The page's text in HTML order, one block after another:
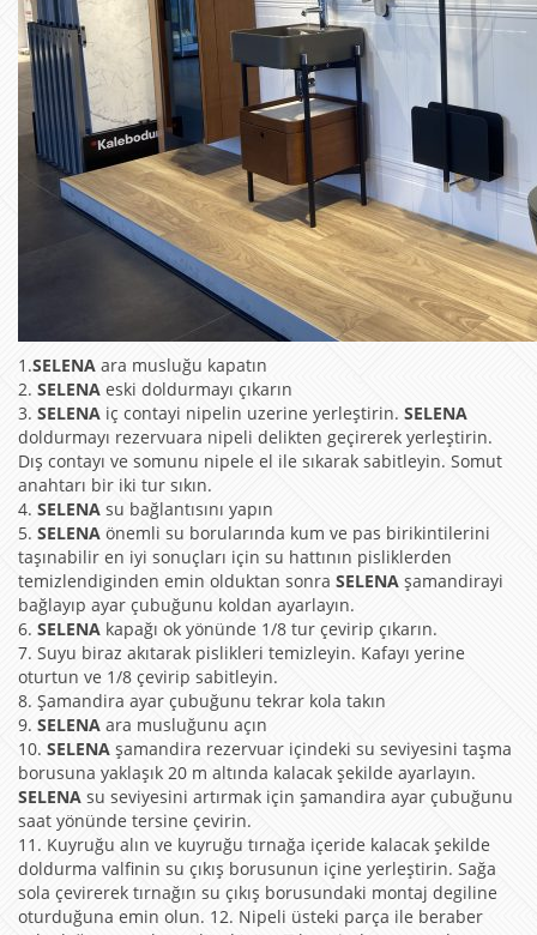
1.SELENA ara musluğu kapatın
2. SELENA eski doldurmayı çıkarın
3. SELENA iç contayi nipelin uzerine yerleştirin. SELENA
doldurmayı rezervuara nipeli delikten geçirerek yerleştirin.
Dış contayı ve somunu nipele el ile sıkarak sabitleyin. Somut
anahtarı bir iki tur sıkın.
4. SELENA su bağlantısını yapın
5. SELENA önemli su borularında kum ve pas birikintilerini
taşınabilir en iyi sonuçları için su hattının pisliklerden
temizlendiginden emin olduktan sonra SELENA şamandirayi
bağlayıp ayar çubuğunu koldan ayarlayın.
6. SELENA kapağı ok yönünde 1/8 tur çevirip çıkarın.
7. Suyu biraz akıtarak pislikleri temizleyin. Kafayı yerine
oturtun ve 1/8 çevirip sabitleyin.
8. Şamandira ayar çubuğunu tekrar kola takın
9. SELENA ara musluğunu açın
10. SELENA şamandira rezervuar içindeki su seviyesini taşma
borusuna yaklaşık 20 m altında kalacak şekilde ayarlayın.
SELENA su seviyesini artırmak için şamandira ayar çubuğunu
saat yönünde tersine çevirin.
11. Kuyruğu alın ve kuyruğu tırnağa içeride kalacak şekilde
doldurma valfinin su çıkış borusunun içine yerleştirin. Sağa
sola çevirerek tırnağın su çıkış borusundaki montaj degiline
oturduğuna emin olun. 12. Nipeli üsteki parça ile beraber